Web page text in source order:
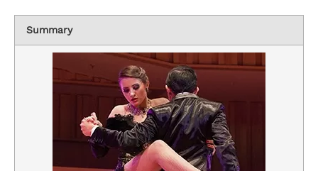
Summary